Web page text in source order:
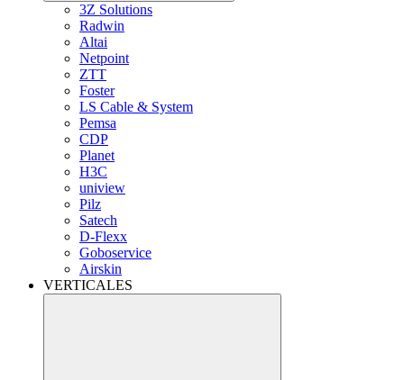
3Z Solutions
Radwin
Altai
Netpoint
ZTT
Foster
LS Cable & System
Pemsa
CDP
Planet
H3C
uniview
Pilz
Satech
D-Flexx
Goboservice
Airskin
VERTICALES